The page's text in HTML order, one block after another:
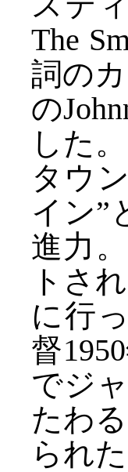
The
詞の
の
した
タウ
イン”
進力
トさ
に行
督
でジ
たわ
られ